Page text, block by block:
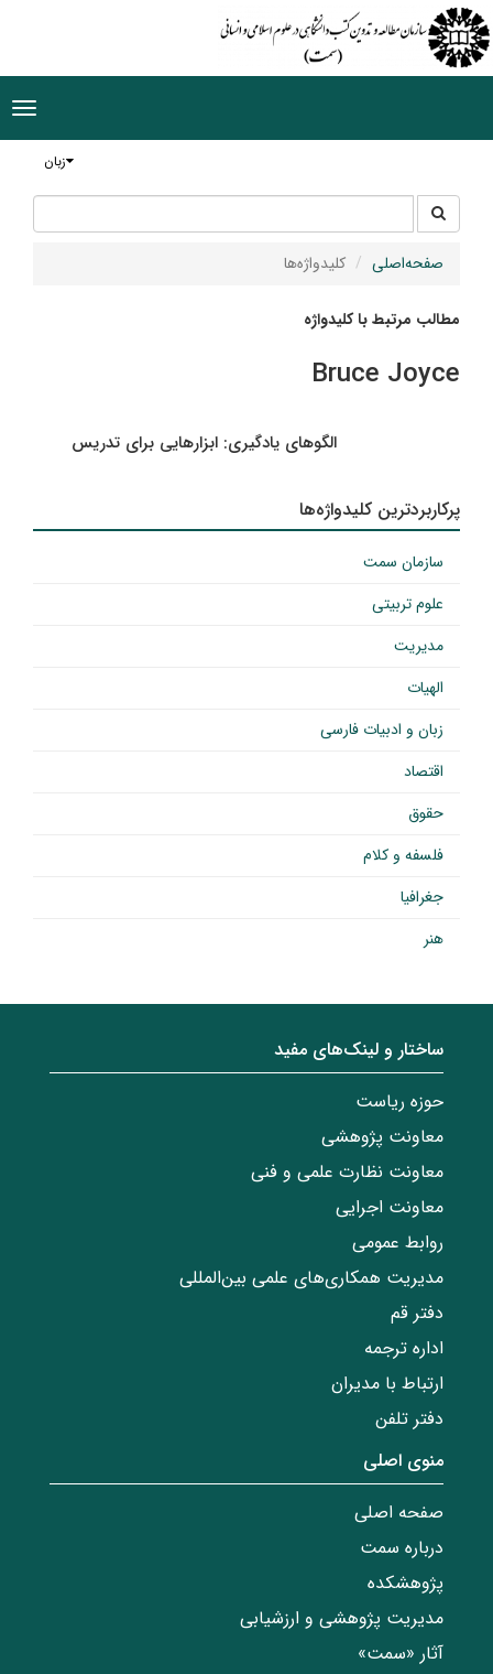
زبان
جستجو
در
سایت
صفحه‌اصلی کلیدواژه‌ها
مطالب مرتبط با کلیدواژه
Bruce Joyce
الگوهای یادگیری: ابزارهایی برای تدریس
پرکاربردترین کلیدواژه‌ها
سازمان سمت
علوم تربیتی
مدیریت
الهیات
زبان و ادبیات فارسی
اقتصاد
حقوق
فلسفه و کلام
جغرافیا
هنر
ساختار‌‌ و‌‌ لینک‌های مفید
حوزه ریاست
معاونت پژوهشی
معاونت نظارت علمی و فنی
معاونت اجرایی
روابط عمومی
مدیریت همکاری‌های علمی بین‌المللی
دفتر قم
اداره ترجمه
ارتباط با مدیران
دفتر تلفن
منوی اصلی
صفحه اصلی
درباره سمت
پژوهشکده
مدیریت پژوهشی و ارزشیابی
آثار «سمت»